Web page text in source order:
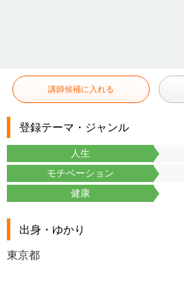
講師候補に入れる
登録テーマ・ジャンル
人生
モチベーション
健康
出身・ゆかり
東京都